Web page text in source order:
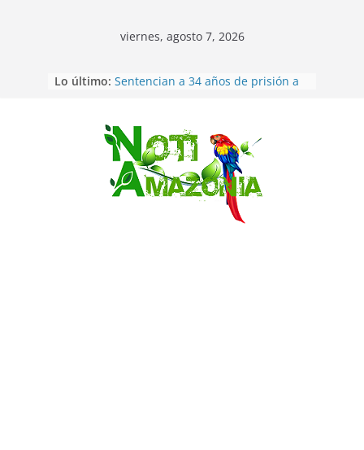
Saltar
viernes, agosto 7, 2026
Lo último: Ecuador: dos jóvenes de 22 años
Sentencian a 34 años de prisión a
implicados en caso de Alison,
oriunda de Tena
Vozinha, el arquero sensación de
cabo Verde, ya llegó para
incorporarse a Colo Colo de Chile
Pastaza: la parroquia Diez de